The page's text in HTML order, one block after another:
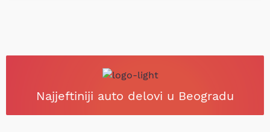
Najjeftiniji auto delovi u Beogradu